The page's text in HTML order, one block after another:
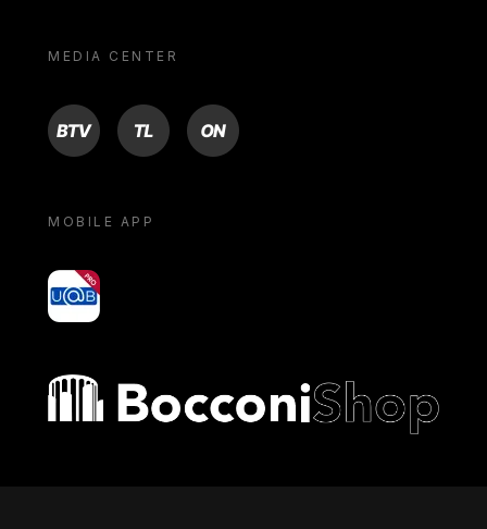
MEDIA CENTER
BTV TL ON
MOBILE APP
yoU@B
Bocconi shop